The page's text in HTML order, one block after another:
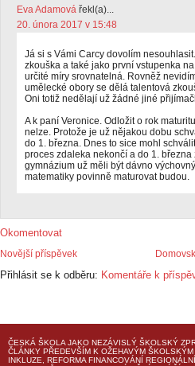
Eva Adamová řekl(a)...
20. února 2017 v 15:48
Já si s Vámi Carcy dovolím
zkouška a také jako první vstupenka
určité míry srovnatelná. Rovněž
umělecké obory se dělá talentová
Oni totiž nedělají už žádné jiné
A k paní Veronice. Odložit o rok
nelze. Protože je už nějakou dobu
do 1. března. Dnes to sice mohl
proces zdaleka nekončí a do 1.
gymnázium už měli být dávno
matematiky povinně maturovat budou.
Okomentovat
Novější příspěvek
Přihlásit se k odběru: Komentáře k
ČESKÁ ŠKOLA JAKO NEZÁVISLÝ ŠKOLSKÝ
ČLÁNKY PŘEDEVŠÍM K OŽEHAVÝM
INKLUZE, REFORMA FINANCOVÁNÍ